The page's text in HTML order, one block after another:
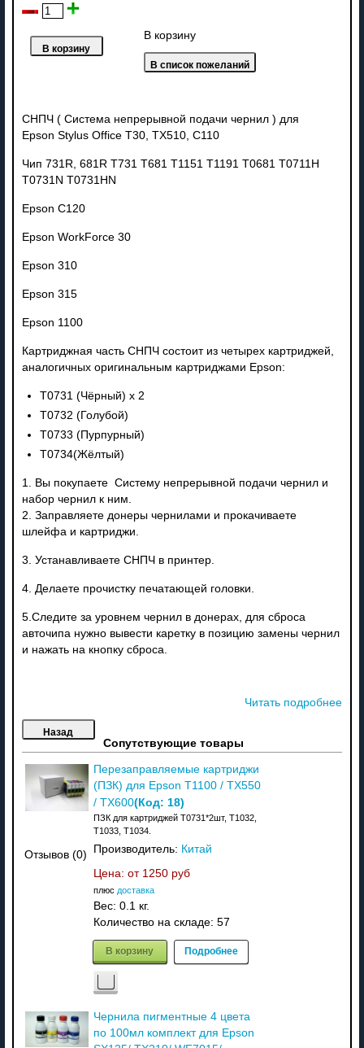
В корзину
СНПЧ ( Система непрерывной подачи чернил ) для
Epson Stylus Office T30, TX510, C110
Чип 731R, 681R T731 T681 T1151 T1191 T0681 T0711H
T0731N T0731HN
Epson C120
Epson WorkForce 30
Epson 310
Epson 315
Epson 1100
Картриджная часть СНПЧ состоит из четырех картриджей,
аналогичных оригинальным картриджами Epson:
T0731 (Чёрный) x 2
T0732 (Голубой)
T0733 (Пурпурный)
T0734(Жёлтый)
1. Вы покупаете Систему непрерывной подачи чернил и
набор чернил к ним.
2. Заправляете донеры чернилами и прокачиваете
шлейфа и картриджи.
3. Устанавливаете СНПЧ в принтер.
4. Делаете прочистку печатающей головки.
5.Следите за уровнем чернил в донерах, для сброса
авточипа нужно вывести каретку в позицию замены чернил
и нажать на кнопку сброса.
Читать подробнее
Сопутствующие товары
Отзывов (0)
Перезаправляемые картриджи
(ПЗК) для Epson T1100 / TX550
/ TX600(Код: 18)
ПЗК для картриджей T0731*2шт, Т1032,
Т1033, Т1034.
Производитель: Китай
Цена: от 1250 руб
плюс доставка
Вес: 0.1 кг.
Количество на складе: 57
В корзину Подробнее
Чернила пигментные 4 цвета
по 100мл комплект для Epson